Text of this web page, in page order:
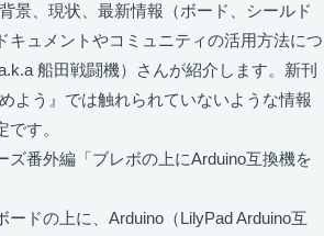
景、現状、最新情報（ボード、シールド
キュメントやコミュニティの活用方法につ
船田戦闘機）さんが紹介します。新刊
めよう』では触れられていないような情報
です。
ズ番外編「ブレボの上にArduino互換機を
ードの上に、Arduino（LilyPad Arduino互